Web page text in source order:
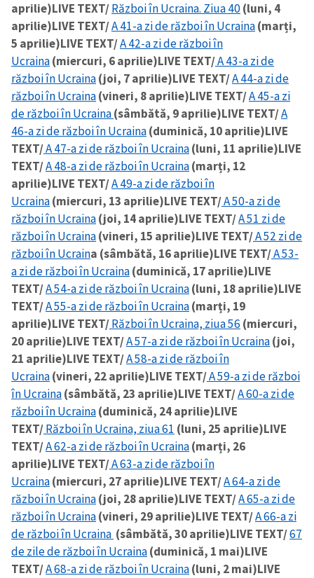
aprilie)LIVE TEXT/Război în Ucraina. Ziua 40(luni, 4
aprilie)LIVE TEXT/A 41-a zi de război în Ucraina(marți,
5 aprilie)LIVE TEXT/A 42-a zi de război în
Ucraina(miercuri, 6 aprilie)LIVE TEXT/A 43-a zi de
război în Ucraina(joi, 7 aprilie)LIVE TEXT/A 44-a zi de
război în Ucraina(vineri, 8 aprilie)LIVE TEXT/A 45-a zi
de război în Ucraina(sâmbătă, 9 aprilie)LIVE TEXT/A
46-a zi de război în Ucraina(duminică, 10 aprilie)LIVE
TEXT/A 47-a zi de război în Ucraina(luni, 11 aprilie)LIVE
TEXT/A 48-a zi de război în Ucraina(marți, 12
aprilie)LIVE TEXT/A 49-a zi de război în
Ucraina(miercuri, 13 aprilie)LIVE TEXT/A 50-a zi de
război în Ucraina(joi, 14 aprilie)LIVE TEXT/A 51 zi de
război în Ucraina(vineri, 15 aprilie)LIVE TEXT/A 52 zi de
război în Ucraina (sâmbătă, 16 aprilie)LIVE TEXT/A 53-
a zi de război în Ucraina(duminică, 17 aprilie)LIVE
TEXT/A 54-a zi de război în Ucraina(luni, 18 aprilie)LIVE
TEXT/A 55-a zi de război în Ucraina(marți, 19
aprilie)LIVE TEXT/Război în Ucraina, ziua 56 (miercuri,
20 aprilie)LIVE TEXT/A 57-a zi de război în Ucraina(joi,
21 aprilie)LIVE TEXT/A 58-a zi de război în
Ucraina(vineri, 22 aprilie)LIVE TEXT/A 59-a zi de război
în Ucraina(sâmbătă, 23 aprilie)LIVE TEXT/A 60-a zi de
război în Ucraina(duminică, 24 aprilie)LIVE
TEXT/Război în Ucraina, ziua 61 (luni, 25 aprilie)LIVE
TEXT/A 62-a zi de război în Ucraina(marți, 26
aprilie)LIVE TEXT/A 63-a zi de război în
Ucraina(miercuri, 27 aprilie)LIVE TEXT/A 64-a zi de
război în Ucraina(joi, 28 aprilie)LIVE TEXT/A 65-a zi de
război în Ucraina(vineri, 29 aprilie)LIVE TEXT/A 66-a zi
de război în Ucraina (sâmbătă, 30 aprilie)LIVE TEXT/67
de zile de război în Ucraina(duminică, 1 mai)LIVE
TEXT/A 68-a zi de război în Ucraina(luni, 2 mai)LIVE